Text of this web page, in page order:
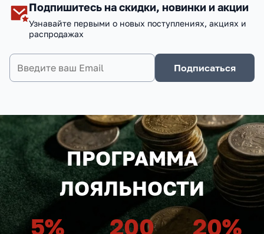
Подпишитесь на скидки, новинки и акции
Узнавайте первыми о новых поступлениях, акциях и
распродажах
Подписаться
ПРОГРАММА
ЛОЯЛЬНОСТИ
5% 200 20%